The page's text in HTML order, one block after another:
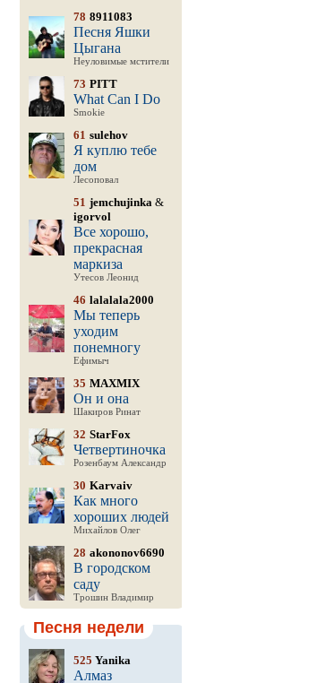
78 8911083
Песня Яшки
Цыгана
Неуловимые мстители
73 PITT
What Can I Do
Smokie
61 sulehov
Я куплю тебе
дом
Лесоповал
51 jemchujinka&
igorvol
Все хорошо,
прекрасная
маркиза
Утесов Леонид
46 lalalala2000
Мы теперь
уходим
понемногу
Ефимыч
35 MAXMIX
Он и она
Шакиров Ринат
32 StarFox
Четвертиночка
Розенбаум Александр
30 Karvaiv
Как много
хороших людей
Михайлов Олег
28 akononov6690
В городском
саду
Трошин Владимир
Песня недели
525 Yanika
Алмаз